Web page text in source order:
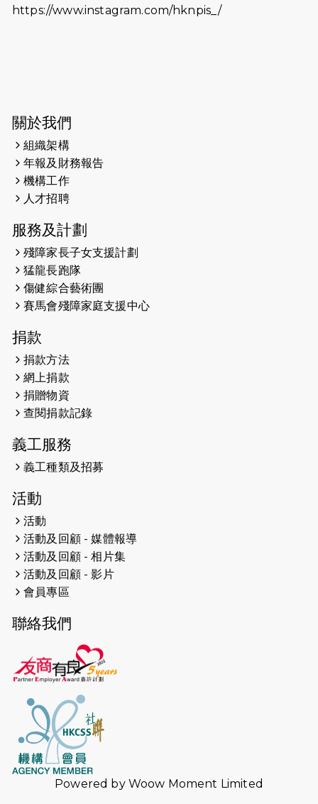
2026-06-11
猛龍長跑隊恆常練習 - 6月11日（19:00
2026-05-22
2026-05-21
2026-05-14
（19:00開始）
2026-05-07
開始）
2026-04-30
2026-04-25
2026-04-24
2026-04-23
2026-04-19
2026-04-16
猛龍長跑隊恆常練習 - 4月16日
（19:00開始）
2026-04-12
2026-04-11
2026-04-10 太古家＋賞系列：漫步魔術與音樂
2026-04-09
2026-04-02
2026-03-26
猛龍長跑隊恆常練習 - 3月26日
https://www.instagram.com/hknpis_/
關於我們
組織架構
年報及財務報告
機構工作
人才招聘
服務及計劃
殘障家長子女支援計劃
猛龍長跑隊
傷健綜合藝術團
賽馬會殘障家庭支援中心
捐款
捐款方法
網上捐款
捐贈物資
查閱捐款記錄
義工服務
義工種類及招募
活動
活動
活動及回顧 - 媒體報導
活動及回顧 - 相片集
活動及回顧 - 影片
會員專區
聯絡我們
Powered by Woow Moment Limited